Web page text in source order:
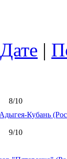
Дате |
8/10
Кубань
9/10